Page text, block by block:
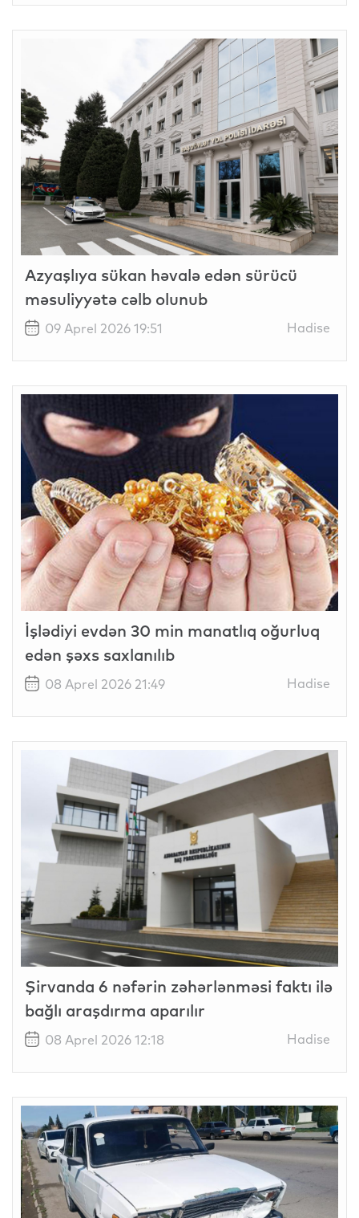
Azyaşlıya sükan həvalə edən sürücü
məsuliyyətə cəlb olunub
09 Aprel 2026 19:51 Hadise
İşlədiyi evdən 30 min manatlıq oğurluq
edən şəxs saxlanılıb
08 Aprel 2026 21:49 Hadise
Şirvanda 6 nəfərin zəhərlənməsi faktı ilə
bağlı araşdırma aparılır
08 Aprel 2026 12:18 Hadise